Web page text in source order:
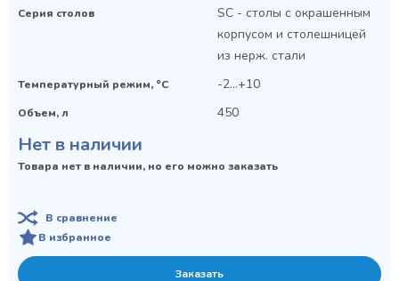
Серия столов
SC - столы с окрашенным
корпусом и столешницей
из нерж. стали
Температурный режим, °C -2...+10
Объем, л 450
Нет в наличии
Товара нет в наличии, но его можно заказать
В сравнение
В избранное
Заказать